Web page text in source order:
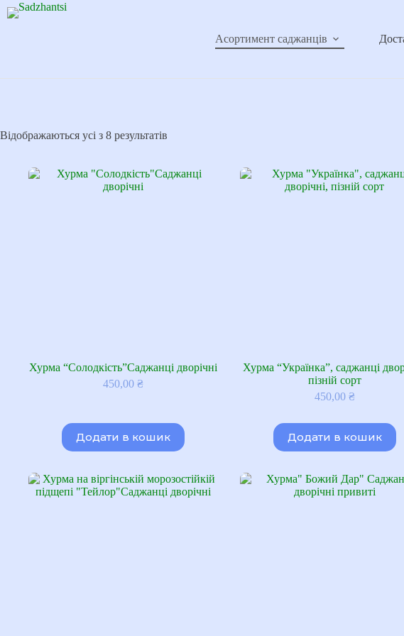
Перейти
до
Асортимент саджанців
Відображаються усі з 8 результатів
Хурма “Солодкість”Саджанці дворічні
450,00₴
Додати в кошик
Хурма “Українка”, саджанці
пізній сорт
450,00 ₴
Додати в кошик